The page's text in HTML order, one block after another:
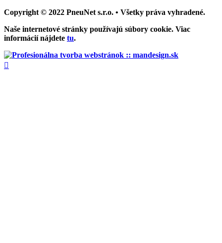
Copyright © 2022 PneuNet s.r.o. • Všetky práva vyhradené.
Naše internetové stránky používajú súbory cookie. Viac
informácií nájdete tu.
